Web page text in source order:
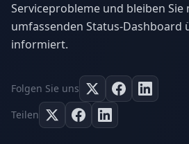
Serviceprobleme und bleiben Sie
umfassenden Status-Dashboard
informiert.
Folgen Sie uns
Teilen